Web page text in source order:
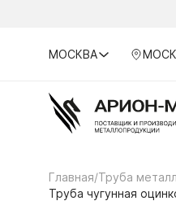
МОСКВА
Главная/Труба
Труба чугунная